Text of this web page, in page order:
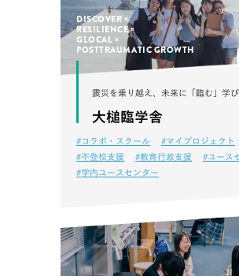
DISCOVER
RESILIENCE
GLOCAL
POSTTRAUMATIC GROWTH
震災を乗り越え、未来に「臨む」学
大槌臨学舎
#コラボ・スクール
#マイプロジェクト
#不登校支援
#教育行政支援
#ユース
#学内ユースセンター